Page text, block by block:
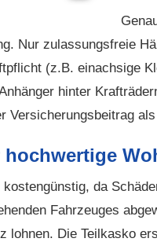
Nur zulassungsfreie
(z.B. einachsige
hinter
Versicherungsbeitrag
da
Fahrzeuges
lohnen. Die Teilkasko